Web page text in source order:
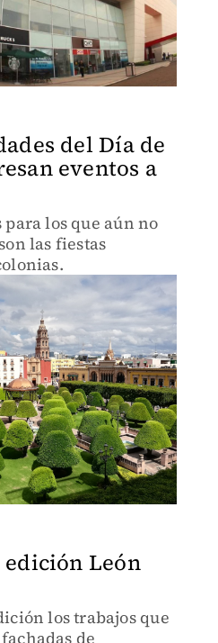
del Día de
eventos a
para los que aún no
las fiestas
edición León
los trabajos que
de